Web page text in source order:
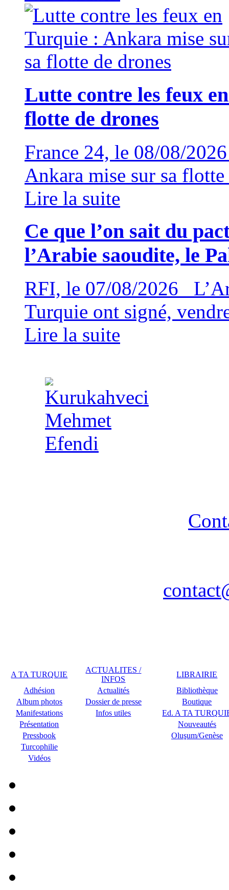
Lutte contre les feux
flotte de drones
France 24, le 08/08/
Ankara mise sur sa
Lire la suite
Ce que l’on sait du
l’Arabie saoudite, le
RFI, le 07/08/2026
Turquie ont signé,
Lire la suite
A TA TURQUIE
ACTUALITES /
INFOS
LIBRAIRIE
Adhésion
Actualités
Bibliothèque
Album photos
Dossier de presse
Boutique
Manifestations
Infos utiles
Ed. A TA
Présentation
Nouveautés
Pressbook
Oluşum/Genèse
Turcophilie
Vidéos